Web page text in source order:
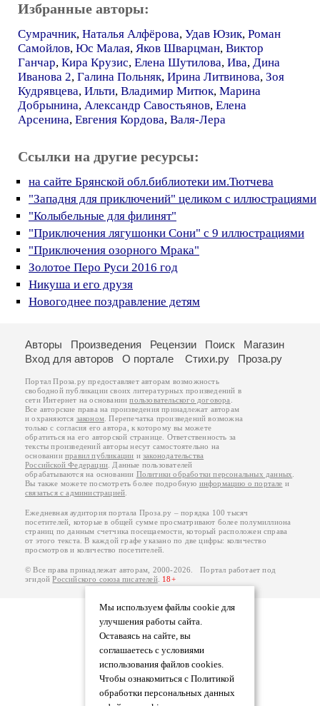
Избранные авторы:
Сумрачник, Наталья Алфёрова, Удав Юзик, Роман
Самойлов, Юс Малая, Яков Шварцман, Виктор
Ганчар, Кира Крузис, Елена Шутилова, Ива, Дина
Иванова 2, Галина Польняк, Ирина Литвинова, Зоя
Кудрявцева, Ильти, Владимир Митюк, Марина
Добрынина, Александр Савостьянов, Елена
Арсенина, Евгения Кордова, Валя-Лера
Ссылки на другие ресурсы:
на сайте Брянской обл.библиотеки им.Тютчева
"Западня для приключений" целиком с иллюстрациями
"Колыбельные для филинят"
"Приключения лягушонки Сони" с 9 иллюстрациями
"Приключения озорного Мрака"
Золотое Перо Руси 2016 год
Никуша и его друзя
Новогоднее поздравление детям
Мы используем файлы cookie для
улучшения работы сайта.
Оставаясь на сайте, вы
соглашаетесь с условиями
использования файлов cookies.
Чтобы ознакомиться с Политикой
обработки персональных данных
Авторы Произведения Рецензии Поиск
Магазин
Вход для авторов
О портале Стихи.ру Проза.ру
Портал Проза.ру предоставляет авторам возможность
свободной публикации своих литературных произведений в
сети Интернет на основаниипользовательского договора
Все авторские права на произведения принадлежат авторам
и охраняются законом . Перепечатка произведений возможна
только с согласия его автора, к которому вы можете
обратиться на его авторской странице. Ответственность за
тексты произведений авторы несут самостоятельно на
основанииправил публикации изаконодательства
Российской Федерации . Данные пользователей
обрабатываются на основании Политики обработки персональных данных
Вы также можете посмотреть более подробную информацию о портале и
связаться с администрацией
Ежедневная аудитория портала Проза.ру – порядка 100 тысяч
посетителей, которые в общей сумме просматривают более полумиллиона
страниц по данным счетчика посещаемости, который расположен справа
от этого текста. В каждой графе указано по две цифры: количество
просмотров и количество посетителей.
© Все права принадлежат авторам, 2000-2026. Портал работает под
эгидойРоссийского союза писателей. 18+